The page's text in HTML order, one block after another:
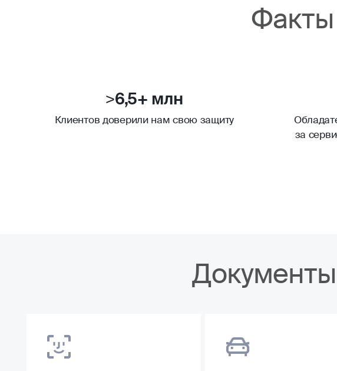
Факты
>6,5+ млн
Клиентов доверили нам свою защиту
за